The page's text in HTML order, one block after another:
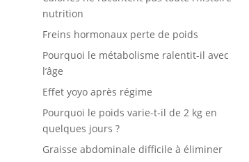
nutrition
Freins hormonaux perte de poids
Pourquoi le métabolisme ralentit-il avec
l’âge
Effet yoyo après régime
Pourquoi le poids varie-t-il de 2 kg en
quelques jours ?
Graisse abdominale difficile à éliminer